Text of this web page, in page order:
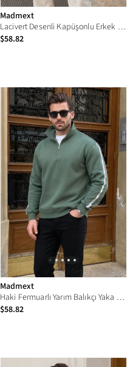
Madmext
Lacivert Desenli Kapüşonlu Erkek Sweatshirt E7167
$58.82
Madmext
Haki Fermuarlı Yarım Balıkçı Yaka Erkek Sweatshirt E7164
$58.82